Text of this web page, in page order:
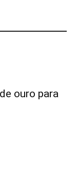
ouro para